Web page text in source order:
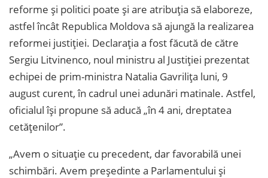
reforme și politici poate și are atribuția să elaboreze,
astfel încât Republica Moldova să ajungă la realizarea
reformei justiției. Declarația a fost făcută de către
Sergiu Litvinenco, noul ministru al Justiției prezentat
echipei de prim-ministra Natalia Gavrilița luni, 9
august curent, în cadrul unei adunări matinale. Astfel,
oficialul își propune să aducă „în 4 ani, dreptatea
cetățenilor”.
„Avem o situație cu precedent, dar favorabilă unei
schimbări. Avem președinte a Parlamentului și